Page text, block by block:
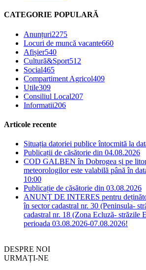
CATEGORIE POPULARĂ
Anunțuri2275
Locuri de muncă vacante660
Afișier540
Cultură&Sport512
Social465
Compartiment Agricol409
Utile309
Consiliul Local207
Informatii206
Articole recente
Situația datoriei publice întocmită la
Publicații de căsătorie din 04.08.2026
COD GALBEN în Dobrogea și pe
meteorologilor este valabilă până în
10:00
Publicație de căsătorie din 03.08.2026
ANUNȚ DE INTERES pentru
în sector cadastral nr. 30 (Peninsula-
cadastral nr. 18 (Zona Ecluză- străzile
perioada 03.08.2026-07.08.2026!
DESPRE NOI
URMAȚI-NE